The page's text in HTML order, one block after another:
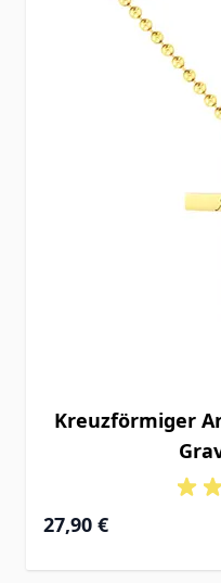
Kreuzförmiger
27,90 €